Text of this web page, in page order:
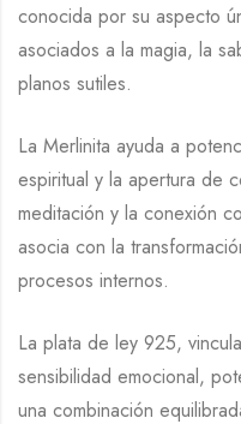
conocida por su aspecto
asociados a la magia, la
planos sutiles.
La Merlinita ayuda a
espiritual y la apertura de
meditación y la conexión
asocia con la
procesos internos.
La plata de ley 925,
sensibilidad emocional,
una combinación